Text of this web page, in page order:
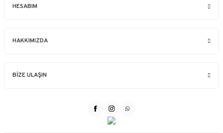
HESABIM
HAKKIMIZDA
BİZE ULAŞIN